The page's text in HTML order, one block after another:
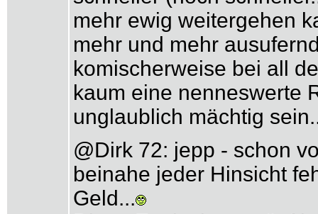
mehr ewig weitergehen
mehr und mehr
komischerweise bei all
kaum eine nenneswerte
unglaublich mächtig
@Dirk 72: jepp - schon
beinahe jeder Hinsicht
Geld...